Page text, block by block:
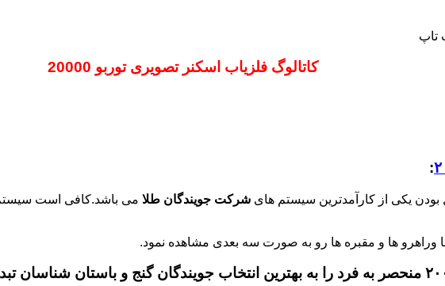
کاتالوگ فلزیاب اسکنر تصویری توربو 20000
:
شرکت جویندگان طلا می باشد.کافی است
منحصر به فرد را به بهترین انتخاب جویندگان گنج و باستان شناسان